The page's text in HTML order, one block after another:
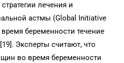
лечения и
астмы (Global Initiative
беременности течение
Эксперты считают, что
во время беременности